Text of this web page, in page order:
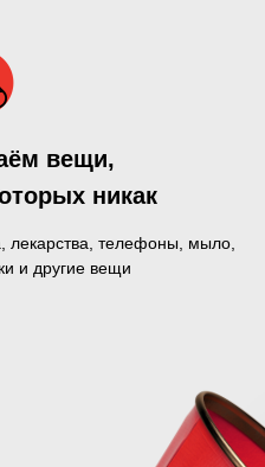
лекарства, телефоны, мыло,
и другие вещи
вещи,
никак